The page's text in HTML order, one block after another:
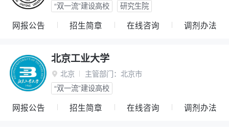
“双一流”建设高校
研究生院
网报公告 招生简章 在线咨询 调剂办法
北京工业大学
 北京 主管部门： 北京市
“双一流”建设高校
网报公告 招生简章 在线咨询 调剂办法